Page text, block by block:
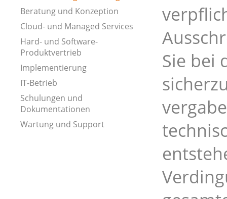
Beratung und Konzeption
Cloud- und Managed Services
Hard- und Software-
Produktvertrieb
Implementierung
IT-Betrieb
Schulungen und
Dokumentationen
Wartung und Support
Sie bei